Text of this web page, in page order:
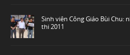
Sinh viên Công Giáo Bùi Chu:
thi 2011